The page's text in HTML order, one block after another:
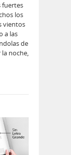
fuertes
los
vientos
a las
de
noche,